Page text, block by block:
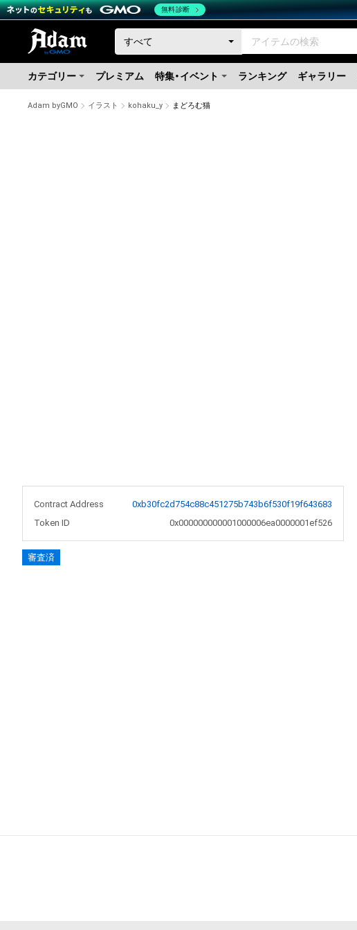
カテゴリー プレミアム 特集・イベント ランキング ギャラリー
Adam byGMO イラスト kohaku_y まどろむ猫
Contract Address
0xb30fc2d754c88c451275b743b6f530f19f643683
Token ID
0x000000000001000006ea0000001ef526
審査済
無料診断